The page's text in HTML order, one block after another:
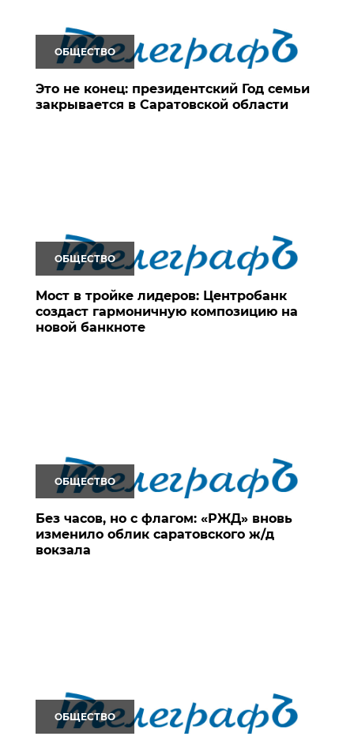
ОБЩЕСТВО
Это не конец: президентский Год семьи
закрывается в Саратовской области
ОБЩЕСТВО
Мост в тройке лидеров: Центробанк
создаст гармоничную композицию на
новой банкноте
ОБЩЕСТВО
Без часов, но с флагом: «РЖД» вновь
изменило облик саратовского ж/д
вокзала
ОБЩЕСТВО